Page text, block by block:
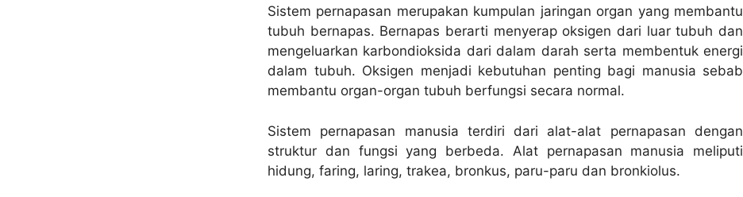
Sistem pernapasan merupakan kumpulan jaringan organ yang membantu
tubuh bernapas. Bernapas berarti menyerap oksigen dari luar tubuh dan
mengeluarkan karbondioksida dari dalam darah serta membentuk energi
dalam tubuh. Oksigen menjadi kebutuhan penting bagi manusia sebab
membantu organ-organ tubuh berfungsi secara normal.
Sistem pernapasan manusia terdiri dari alat-alat pernapasan dengan
struktur dan fungsi yang berbeda. Alat pernapasan manusia meliputi
hidung, faring, laring, trakea, bronkus, paru-paru dan bronkiolus.